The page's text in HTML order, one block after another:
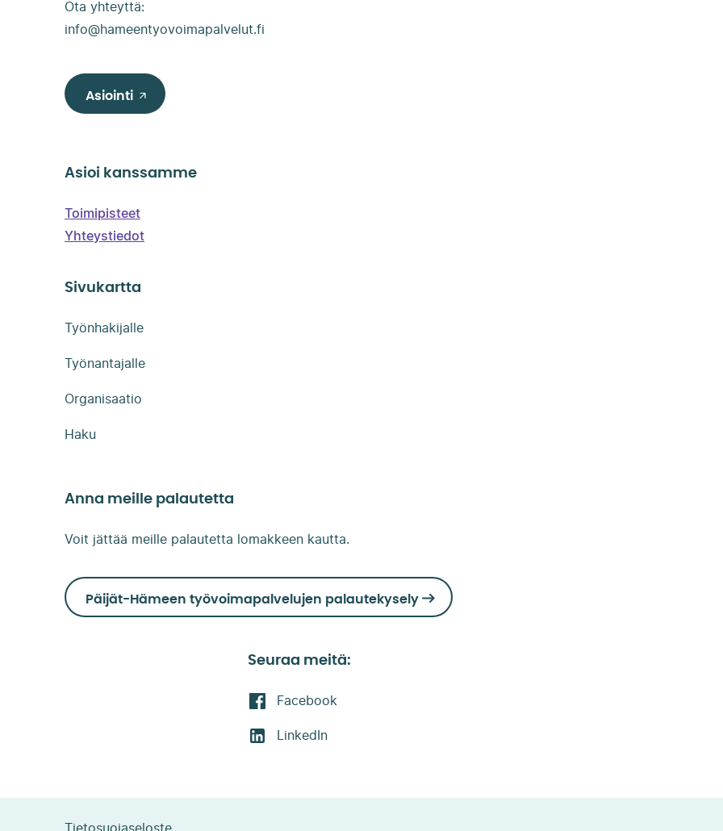
Ota yhteyttä:
info@hameentyovoimapalvelut.fi
Asiointi
Asioi kanssamme
Toimipisteet
Yhteystiedot
Sivukartta
Työnhakijalle
Työnantajalle
Organisaatio
Haku
Anna meille palautetta
Voit jättää meille palautetta lomakkeen kautta.
Päijät-Hämeen työvoimapalvelujen palautekysely
Seuraa meitä:
Facebook
LinkedIn